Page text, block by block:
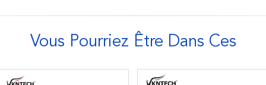
Vous Pourriez Être Dans Ces